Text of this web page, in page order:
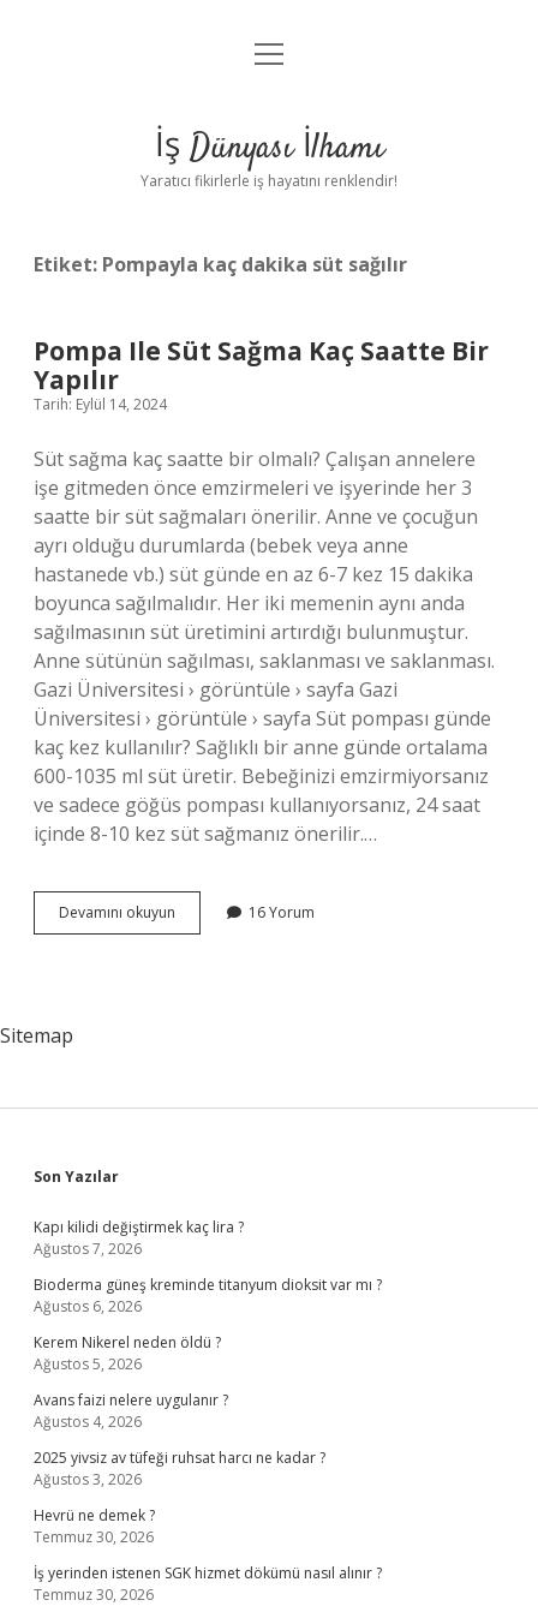
Anasayfa
Yasal Uyarı
menüyü
İş Dünyası İlhamı
Yaratıcı fikirlerle iş hayatını renklendir!
Etiket: Pompayla kaç dakika süt sağılır
Pompa Ile Süt Sağma Kaç Saatte Bir
Yapılır
Tarih: Eylül 14, 2024
Süt sağma kaç saatte bir olmalı? Çalışan annelere
işe gitmeden önce emzirmeleri ve işyerinde her 3
saatte bir süt sağmaları önerilir. Anne ve çocuğun
ayrı olduğu durumlarda (bebek veya anne
hastanede vb.) süt günde en az 6-7 kez 15 dakika
boyunca sağılmalıdır. Her iki memenin aynı anda
sağılmasının süt üretimini artırdığı bulunmuştur.
Anne sütünün sağılması, saklanması ve saklanması.
Gazi Üniversitesi › görüntüle › sayfa Gazi
Üniversitesi › görüntüle › sayfa Süt pompası günde
kaç kez kullanılır? Sağlıklı bir anne günde ortalama
600-1035 ml süt üretir. Bebeğinizi emzirmiyorsanız
ve sadece göğüs pompası kullanıyorsanız, 24 saat
içinde 8-10 kez süt sağmanız önerilir.…
Devamını okuyun
Ile
16 Yorum
Sitemap
Sidebar
Son Yazılar
Kapı kilidi değiştirmek kaç lira ?
Ağustos 7, 2026
Bioderma güneş kreminde titanyum dioksit var mı ?
Ağustos 6, 2026
Kerem Nikerel neden öldü ?
Ağustos 5, 2026
Avans faizi nelere uygulanır ?
Ağustos 4, 2026
2025 yivsiz av tüfeği ruhsat harcı ne kadar ?
Ağustos 3, 2026
Hevrü ne demek ?
Temmuz 30, 2026
İş yerinden istenen SGK hizmet dökümü nasıl alınır ?
Temmuz 30, 2026